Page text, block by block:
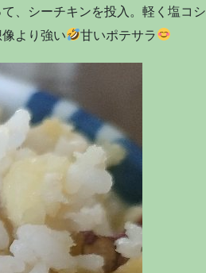
、シーチキンを投入。軽く塩コシ
より強い
甘いポテサラ